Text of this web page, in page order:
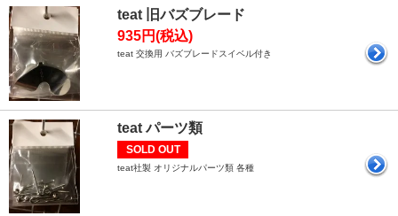
teat 旧バズブレード
935円(税込)
teat 交換用 バズブレードスイベル付き
teat パーツ類
SOLD OUT
teat社製 オリジナルパーツ類 各種